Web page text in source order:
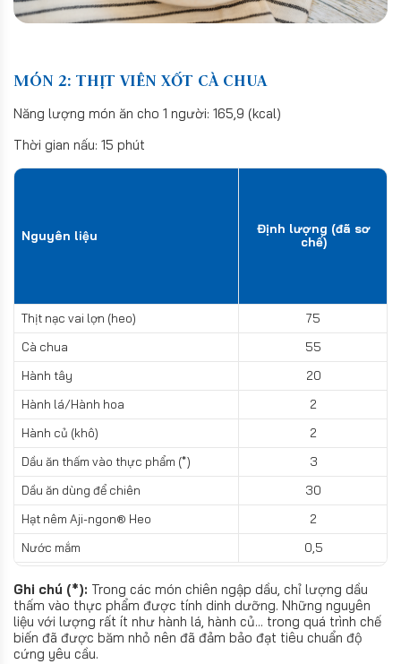
MÓN 2: THỊT VIÊN XỐT CÀ CHUA
Năng lượng món ăn cho 1 người: 165,9 (kcal)
Thời gian nấu: 15 phút
Nguyên liệu
Định lượng (đã sơ
chế)
Thịt nạc vai lợn (heo)
75
Cà chua
55
Hành tây
20
Hành lá/Hành hoa
2
Hành củ (khô)
2
Dầu ăn thấm vào thực phẩm (*)
3
Dầu ăn dùng để chiên
30
Hạt nêm Aji-ngon® Heo
2
Nước mắm
0,5
Ghi chú (*): Trong các món chiên ngập dầu, chỉ lượng dầu
thấm vào thực phẩm được tính dinh dưỡng. Những nguyên
liệu với lượng rất ít như hành lá, hành củ... trong quá trình chế
biến đã được băm nhỏ nên đã đảm bảo đạt tiêu chuẩn độ
cứng yêu cầu.